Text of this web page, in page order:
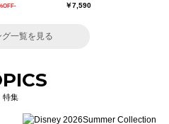
￥7,590
グ一覧を見る
特集